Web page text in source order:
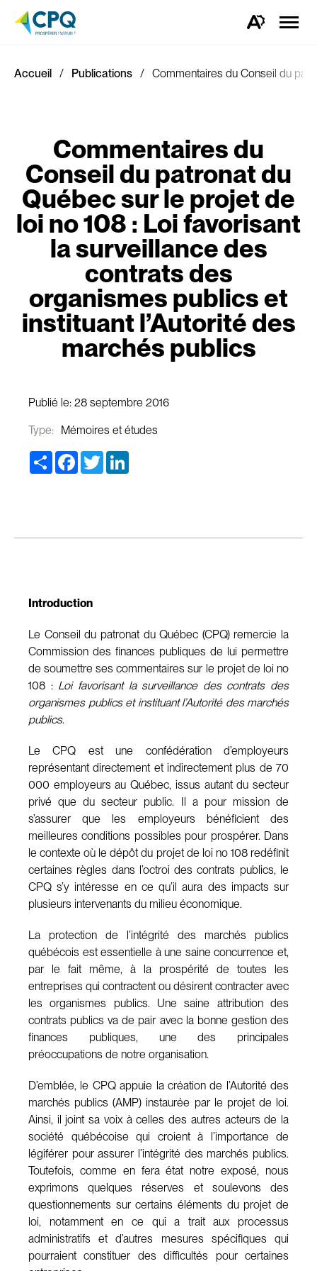
Ouvrez
d'accessibilité.
la
Accueil Publications Commentaires du Conseil du
Commentaires du
Conseil du patronat du
Québec sur le projet de
loi no 108 : Loi favorisant
la surveillance des
contrats des
organismes publics et
instituant l’Autorité des
marchés publics
Publié le: 28 septembre 2016
Type: Mémoires et études
Share Facebook
Twitter
Introduction
Le Conseil du patronat du Québec (CPQ) remercie la
Commission des finances publiques de lui permettre
de soumettre ses commentaires sur le projet de loi no
108 : Loi favorisant la surveillance des contrats des
organismes publics et instituant l’Autorité des marchés
publics.
Le CPQ est une confédération d’employeurs
représentant directement et indirectement plus de 70
000 employeurs au Québec, issus autant du secteur
privé que du secteur public. Il a pour mission de
s’assurer que les employeurs bénéficient des
meilleures conditions possibles pour prospérer. Dans
le contexte où le dépôt du projet de loi no 108 redéfinit
certaines règles dans l’octroi des contrats publics, le
CPQ s’y intéresse en ce qu’il aura des impacts sur
plusieurs intervenants du milieu économique.
La protection de l’intégrité des marchés publics
québécois est essentielle à une saine concurrence et,
par le fait même, à la prospérité de toutes les
entreprises qui contractent ou désirent contracter avec
les organismes publics. Une saine attribution des
contrats publics va de pair avec la bonne gestion des
finances publiques, une des principales
préoccupations de notre organisation.
D’emblée, le CPQ appuie la création de l’Autorité des
marchés publics (AMP) instaurée par le projet de loi.
Ainsi, il joint sa voix à celles des autres acteurs de la
société québécoise qui croient à l’importance de
légiférer pour assurer l’intégrité des marchés publics.
Toutefois, comme en fera état notre exposé, nous
exprimons quelques réserves et soulevons des
questionnements sur certains éléments du projet de
loi, notamment en ce qui a trait aux processus
administratifs et d’autres mesures spécifiques qui
pourraient constituer des difficultés pour certaines